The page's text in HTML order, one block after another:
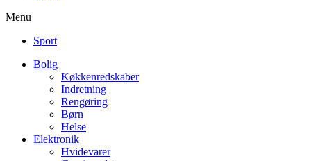
Menu
Sport
Bolig
Køkkenredskaber
Indretning
Rengøring
Børn
Helse
Elektronik
Hvidevarer